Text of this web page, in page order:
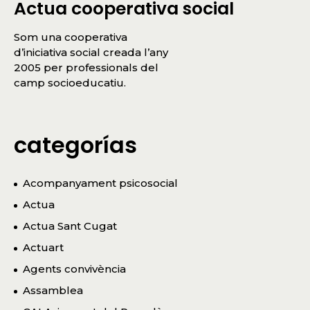
Actua cooperativa social
Som una cooperativa
d’iniciativa social creada l’any
2005 per professionals del
camp socioeducatiu.
categorías
Acompanyament psicosocial
Actua
Actua Sant Cugat
Actuart
Agents convivència
Assamblea